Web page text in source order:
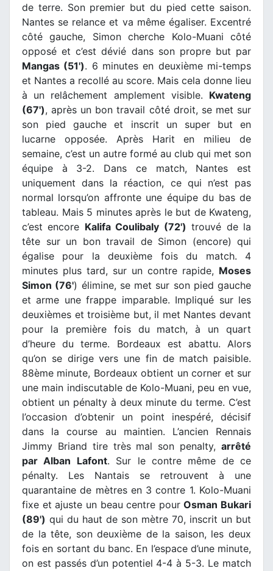
de terre. Son premier but du pied cette saison.
Nantes se relance et va même égaliser. Excentré
côté gauche, Simon cherche Kolo-Muani côté
opposé et c’est dévié dans son propre but par
Mangas (51'). 6 minutes en deuxième mi-temps
et Nantes a recollé au score. Mais cela donne lieu
à un relâchement amplement visible. Kwateng
(67'), après un bon travail côté droit, se met sur
son pied gauche et inscrit un super but en
lucarne opposée. Après Harit en milieu de
semaine, c’est un autre formé au club qui met son
équipe à 3-2. Dans ce match, Nantes est
uniquement dans la réaction, ce qui n’est pas
normal lorsqu’on affronte une équipe du bas de
tableau. Mais 5 minutes après le but de Kwateng,
c’est encore Kalifa Coulibaly (72') trouvé de la
tête sur un bon travail de Simon (encore) qui
égalise pour la deuxième fois du match. 4
minutes plus tard, sur un contre rapide, Moses
Simon (76') élimine, se met sur son pied gauche
et arme une frappe imparable. Impliqué sur les
deuxièmes et troisième but, il met Nantes devant
pour la première fois du match, à un quart
d’heure du terme. Bordeaux est abattu. Alors
qu’on se dirige vers une fin de match paisible.
88ème minute, Bordeaux obtient un corner et sur
une main indiscutable de Kolo-Muani, peu en vue,
obtient un pénalty à deux minute du terme. C’est
l’occasion d’obtenir un point inespéré, décisif
dans la course au maintien. L’ancien Rennais
Jimmy Briand tire très mal son penalty, arrêté
par Alban Lafont. Sur le contre même de ce
pénalty. Les Nantais se retrouvent à une
quarantaine de mètres en 3 contre 1. Kolo-Muani
fixe et ajuste un beau centre pourOsman Bukari
(89') qui du haut de son mètre 70, inscrit un but
de la tête, son deuxième de la saison, les deux
fois en sortant du banc. En l’espace d’une minute,
on est passés d’un potentiel 4-4 à 5-3. Le match